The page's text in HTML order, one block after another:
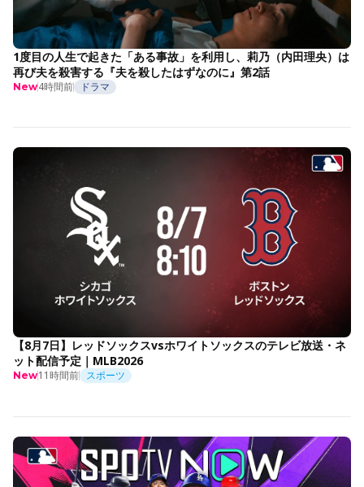
1度目の人生で起きた「ある事故」を利用し、莉乃（内田理央）は
再び夫を殺害する『夫を殺したはずなのに』第2話
New4時間前 ドラマ
【8月7日】レッドソックスvsホワイトソックスのテレビ放送・ネ
ット配信予定｜MLB2026
New11時間前 スポーツ